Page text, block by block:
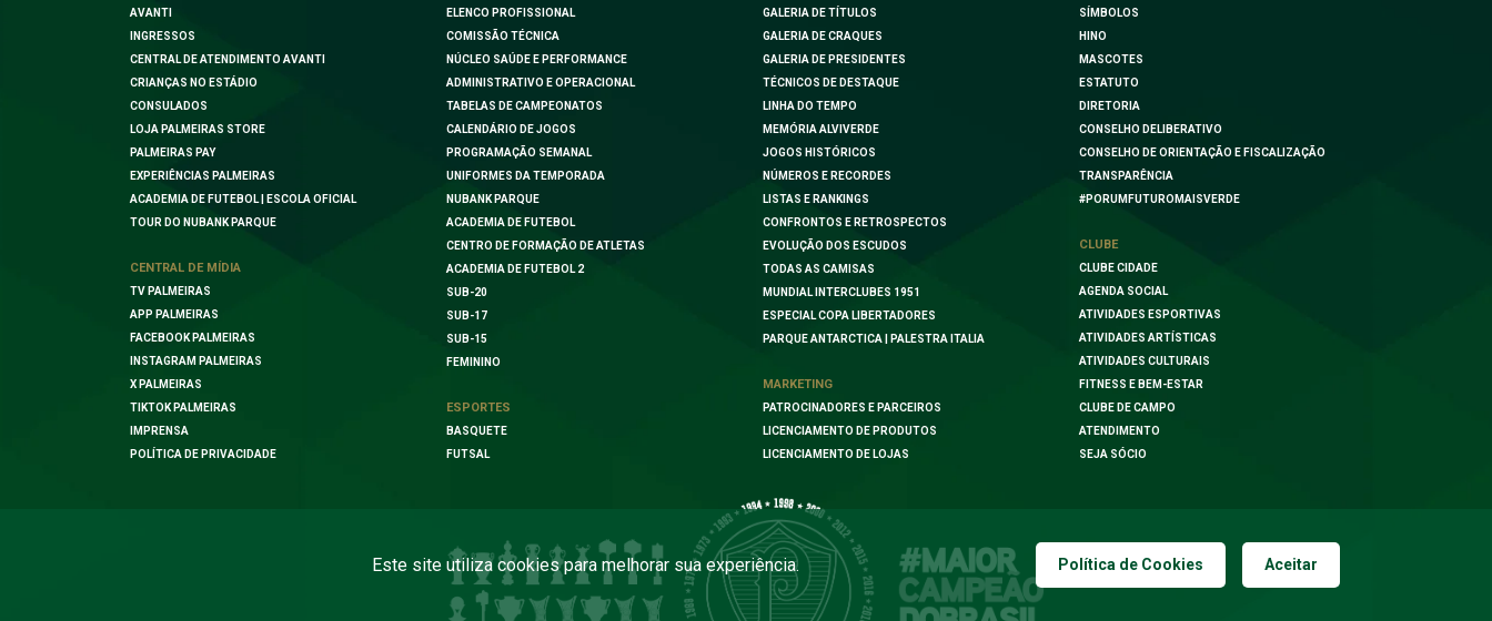
AVANTI
INGRESSOS
CENTRAL DE ATENDIMENTO AVANTI
CRIANÇAS NO ESTÁDIO
CONSULADOS
LOJA PALMEIRAS STORE
PALMEIRAS PAY
EXPERIÊNCIAS PALMEIRAS
ACADEMIA DE FUTEBOL | ESCOLA OFICIAL
TOUR DO NUBANK PARQUE
CENTRAL DE MÍDIA
TV PALMEIRAS
APP PALMEIRAS
FACEBOOK PALMEIRAS
INSTAGRAM PALMEIRAS
X PALMEIRAS
TIKTOK PALMEIRAS
IMPRENSA
POLÍTICA DE PRIVACIDADE
ELENCO PROFISSIONAL
COMISSÃO TÉCNICA
NÚCLEO SAÚDE E PERFORMANCE
ADMINISTRATIVO E OPERACIONAL
TABELAS DE CAMPEONATOS
CALENDÁRIO DE JOGOS
PROGRAMAÇÃO SEMANAL
UNIFORMES DA TEMPORADA
NUBANK PARQUE
ACADEMIA DE FUTEBOL
CENTRO DE FORMAÇÃO DE ATLETAS
ACADEMIA DE FUTEBOL 2
SUB-20
SUB-17
SUB-15
FEMININO
ESPORTES
BASQUETE
FUTSAL
GALERIA DE TÍTULOS
GALERIA DE CRAQUES
GALERIA DE PRESIDENTES
TÉCNICOS DE DESTAQUE
LINHA DO TEMPO
MEMÓRIA ALVIVERDE
JOGOS HISTÓRICOS
NÚMEROS E RECORDES
LISTAS E RANKINGS
CONFRONTOS E RETROSPECTOS
EVOLUÇÃO DOS ESCUDOS
TODAS AS CAMISAS
MUNDIAL INTERCLUBES 1951
ESPECIAL COPA LIBERTADORES
PARQUE ANTARCTICA | PALESTRA ITALIA
MARKETING
PATROCINADORES E PARCEIROS
LICENCIAMENTO DE PRODUTOS
LICENCIAMENTO DE LOJAS
SÍMBOLOS
HINO
MASCOTES
ESTATUTO
DIRETORIA
CONSELHO DELIBERATIVO
CONSELHO DE ORIENTAÇÃO E FISCALIZAÇÃO
TRANSPARÊNCIA
#PORUMFUTUROMAISVERDE
CLUBE
CLUBE CIDADE
AGENDA SOCIAL
ATIVIDADES ESPORTIVAS
ATIVIDADES ARTÍSTICAS
ATIVIDADES CULTURAIS
FITNESS E BEM-ESTAR
CLUBE DE CAMPO
ATENDIMENTO
SEJA SÓCIO
Este site utiliza cookies para melhorar sua experiência. Política de Cookies Aceitar